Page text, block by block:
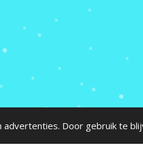
Door gebruik te